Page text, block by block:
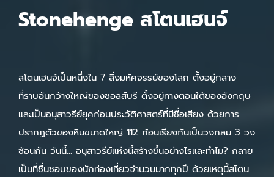
Stonehenge สโตนเฮนจ์
สโตนเฮนจ์เป็นหนึ่งใน 7 สิ่งมหัศจรรย์ของโลก ตั้งอยู่กลาง
ที่ราบอันกว้างใหญ่ของซอลส์บรี ตั้งอยู่ทางตอนใต้ของอังกฤษ
และเป็นอนุสาวรีย์ยุคก่อนประวัติศาสตร์ที่มีชื่อเสียง ด้วยการ
ปรากฏตัวของหินขนาดใหญ่ 112 ก้อนเรียงกันเป็นวงกลม 3 วง
ซ้อนกัน วันนี้… อนุสาวรีย์แห่งนี้สร้างขึ้นอย่างไรและทำไม? กลาย
เป็นที่ชื่นชอบของนักท่องเที่ยวจำนวนมากทุกปี ด้วยเหตุนี้สโตน